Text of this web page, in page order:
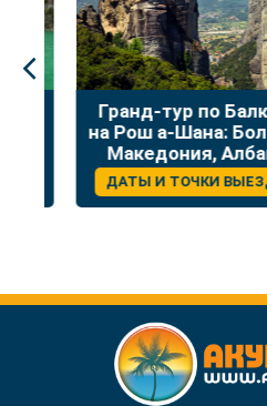
Гранд-тур по
на Рош а-Шана:
Македония,
Греция
ДАТЫ И ТОЧКИ